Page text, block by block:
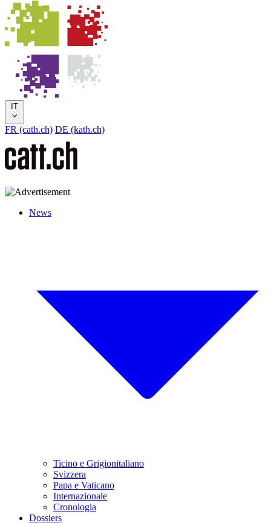
IT
FR (cath.ch) DE (kath.ch)
News
Ticino e Grigionitaliano
Svizzera
Papa e Vaticano
Internazionale
Cronologia
Dossiers